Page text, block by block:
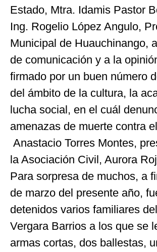
Estado, Mtra. Idamis Pastor
Ing. Rogelio López Angulo,
Municipal de Huauchinango,
de comunicación y a la
firmado por un buen número
del ámbito de la cultura, la
lucha social, en el cuál
amenazas de muerte contra
Anastacio Torres Montes,
la Asociación Civil, Aurora
Para sorpresa de muchos, a
de marzo del presente año,
detenidos varios familiares
Vergara Barrios a los que se
armas cortas, dos ballestas,